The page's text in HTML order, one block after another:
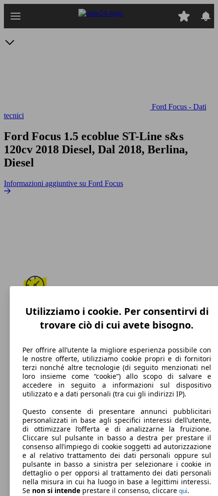
Ford Focus - Dati
tecnici
Ford Focus 1.5 ecoblue ST-Line s&s
120cv 2018 Diesel, Dal 2018, Berlina,
Diesel
Informazioni aggiuntive su Ford Focus
196 km/h
Velocità massima
Diesel
Carburante
92 g/km
Emissioni di CO2 (combinato)*
Utilizziamo i cookie. Per consentirvi di
trovare ciò di cui avete bisogno.
Per offrire all’utente la migliore esperienza possibile con
le nostre offerte, utilizziamo cookie propri e di fornitori
terzi nonché altre tecnologie (di seguito menzionati nel
loro insieme come “cookie”) allo scopo di salvare e
accedere in seguito a informazioni sul dispositivo
utilizzato e a dati personali (tra cui gli indirizzi IP).
Questo consente di presentare annunci pubblicitari
personalizzati in base agli specifici interessi dell’utente,
di ottimizzare l’offerta e di analizzarne la fruizione.
Cliccare sul pulsante in basso a destra per prestare il
consenso all’impiego di cookie soggetti ad autorizzazione
e al relativo trattamento dei dati personali oppure sul
pulsante in basso a sinistra per selezionare i cookie in
dettaglio o per opporsi al trattamento dei dati personali
nella misura in cui ha luogo in base a legittimi interessi.
Se non si intende prestare il consenso, cliccare qui.